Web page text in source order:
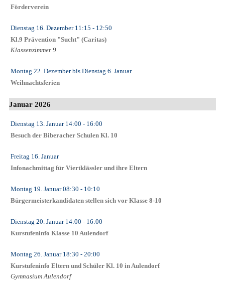
Förderverein
Dienstag 16. Dezember11:15 - 12:50
Kl.9 Prävention "Sucht" (Caritas)
Klassenzimmer 9
Montag 22. Dezemberbis Dienstag 6. Januar
Weihnachtsferien
Januar 2026
Dienstag 13. Januar14:00 - 16:00
Besuch der Biberacher Schulen Kl. 10
Freitag 16. Januar
Infonachmittag für Viertklässler und ihre Eltern
Montag 19. Januar08:30 - 10:10
Bürgermeisterkandidaten stellen sich vor Klasse 8-10
Dienstag 20. Januar14:00 - 16:00
Kurstufeninfo Klasse 10 Aulendorf
Montag 26. Januar18:30 - 20:00
Kurstufeninfo Eltern und Schüler Kl. 10 in Aulendorf
Gymnasium Aulendorf